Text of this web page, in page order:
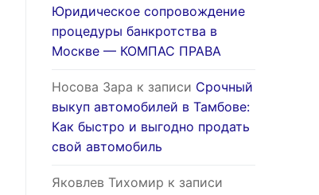
Юридическое сопровождение
процедуры банкротства в
Москве — КОМПАС ПРАВА
Носова Зара к записи Срочный
выкуп автомобилей в Тамбове:
Как быстро и выгодно продать
свой автомобиль
Яковлев Тихомир к записи